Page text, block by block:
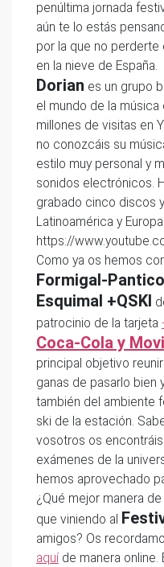
penúltima jornada
aún te lo estás
por la que no
en la nieve de España.
Dorian es un grupo
el mundo de la
millones de visitas en
no conozcáis su
estilo muy personal y
sonidos electrónicos.
grabado cinco discos
Latinoamérica y Europa.
https://
Como ya os hemos
Formigal-
Esquimal +QSKI
patrocinio de la tarjeta
Coca-Cola y
principal objetivo
ganas de pasarlo bien
también del ambiente
ski de la estación.
vosotros os
exámenes de la
hemos aprovechado
¿Qué mejor manera
que viniendo al
amigos? Os
aquíde manera online.